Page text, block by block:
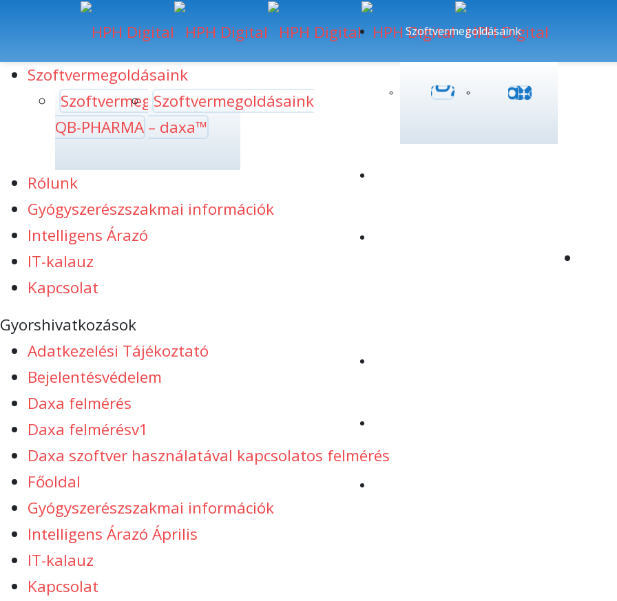
Szoftvermegoldásaink
Szoftvermegoldásaink
Szoftvermegoldásaink
QB-PHARMA
Szoftvermegoldásaink
– daxa™
Rólunk
Gyógyszerészszakmai információk
Intelligens Árazó
IT-kalauz
Kapcsolat
Gyorshivatkozások
Adatkezelési Tájékoztató
Bejelentésvédelem
Daxa felmérés
Daxa felmérésv1
Daxa szoftver használatával kapcsolatos felmérés
Főoldal
Gyógyszerészszakmai információk
Intelligens Árazó Április
IT-kalauz
Kapcsolat